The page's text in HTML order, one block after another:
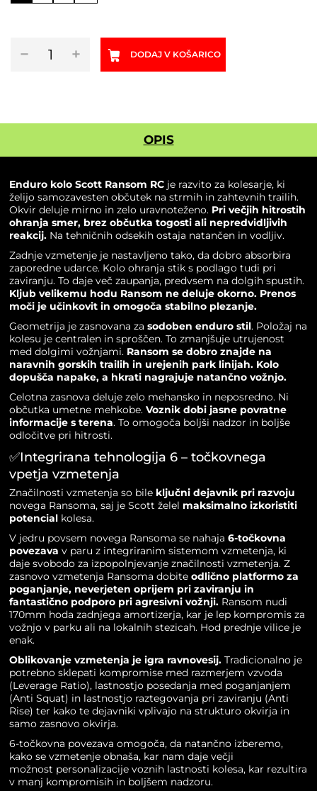
−
kolo
+ DODAJ V KOŠARICO
OPIS
Enduro kolo Scott Ransom RCje razvito za kolesarje, ki
želijo samozavesten občutek na strmih in zahtevnih trailih.
Okvir deluje mirno in zelo uravnoteženo.Pri večjih hitrostih
ohranja smer, brez občutka togosti ali nepredvidljivih
reakcij.Na tehničnih odsekih ostaja natančen in vodljiv.
Zadnje vzmetenje je nastavljeno tako, da dobro absorbira
zaporedne udarce. Kolo ohranja stik s podlago tudi pri
zaviranju. To daje več zaupanja, predvsem na dolgih spustih.
Kljub velikemu hodu Ransom ne deluje okorno. Prenos
moči je učinkovit in omogoča stabilno plezanje.
Geometrija je zasnovana za sodoben enduro stil. Položaj na
kolesu je centralen in sproščen. To zmanjšuje utrujenost
med dolgimi vožnjami.Ransom se dobro znajde na
naravnih gorskih trailih in urejenih park linijah. Kolo
dopušča napake, a hkrati nagrajuje natančno vožnjo.
Celotna zasnova deluje zelo mehansko in neposredno. Ni
občutka umetne mehkobe. Voznik dobi jasne povratne
informacije s terena. To omogoča boljši nadzor in boljše
odločitve pri hitrosti.
✅Integrirana tehnologija 6 – točkovnega
vpetja vzmetenja
Značilnosti vzmetenja so bile ključni dejavnik pri razvoju
novega Ransoma, saj je Scott želel maksimalno izkoristiti
potencial kolesa.
V jedru povsem novega Ransoma se nahaja 6-točkovna
povezava v paru z integriranim sistemom vzmetenja, ki
daje svobodo za izpopolnjevanje značilnosti vzmetenja. Z
zasnovo vzmetenja Ransoma dobiteodlično platformo za
poganjanje, neverjeten oprijem pri zaviranju in
fantastično podporo pri agresivni vožnji.Ransom nudi
170mm hoda zadnjega amortizerja, kar je lep kompromis za
vožnjo v parku ali na lokalnih stezicah. Hod prednje vilice je
enak.
Oblikovanje vzmetenja je igra ravnovesij.Tradicionalno je
potrebno sklepati kompromise med razmerjem vzvoda
(Leverage Ratio), lastnostjo posedanja med poganjanjem
(Anti Squat) in lastnostjo raztegovanja pri zaviranju (Anti
Rise) ter kako te dejavniki vplivajo na strukturo okvirja in
samo zasnovo okvirja.
6-točkovna povezava omogoča, da natančno izberemo,
kako se vzmetenje obnaša, kar nam daje večji
možnost personalizacije voznih lastnosti kolesa, kar rezultira
v manj kompromisih in boljšem nadzoru.